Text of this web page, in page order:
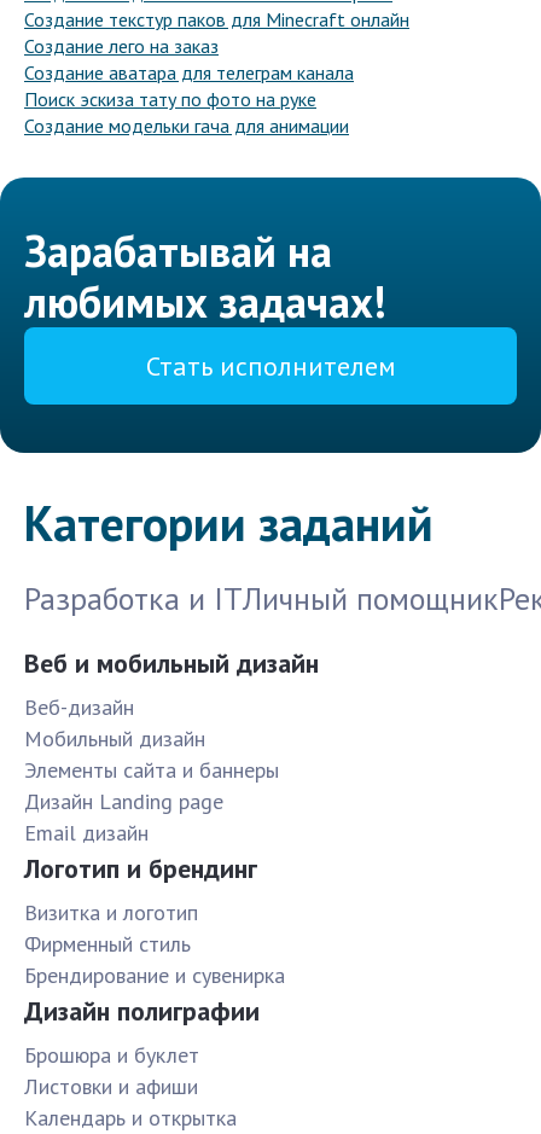
Создание текстур паков для Minecraft онлайн
Создание лего на заказ
Создание аватара для телеграм канала
Поиск эскиза тату по фото на руке
Создание модельки гача для анимации
Зарабатывай на
любимых задачах!
Стать исполнителем
Категории заданий
Разработка и ITЛичный помощник
Веб и мобильный дизайн
Веб-дизайн
Мобильный дизайн
Элементы сайта и баннеры
Дизайн Landing page
Email дизайн
Логотип и брендинг
Визитка и логотип
Фирменный стиль
Брендирование и сувенирка
Дизайн полиграфии
Брошюра и буклет
Листовки и афиши
Календарь и открытка